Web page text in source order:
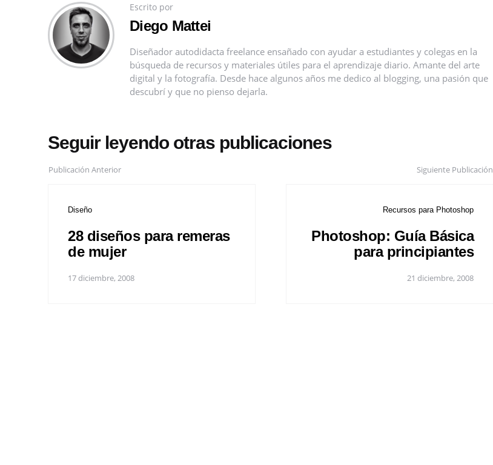
Escrito por
Diego Mattei
Diseñador autodidacta freelance ensañado con ayudar a estudiantes y colegas en la
búsqueda de recursos y materiales útiles para el aprendizaje diario. Amante del arte
digital y la fotografía. Desde hace algunos años me dedico al blogging, una pasión que
descubrí y que no pienso dejarla.
Seguir leyendo otras publicaciones
Publicación Anterior
Diseño
28 diseños para remeras
de mujer
17 diciembre, 2008
Siguiente Publicación
Recursos para Photoshop
Photoshop: Guía Básica
para principiantes
21 diciembre, 2008